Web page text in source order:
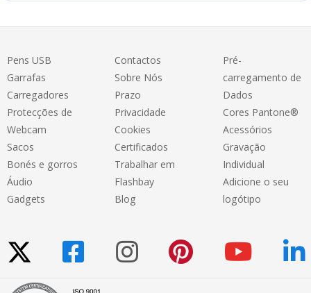
Pens USB
Garrafas
Carregadores
Protecções de
Webcam
Sacos
Bonés e gorros
Áudio
Gadgets
Contactos
Sobre Nós
Prazo
Privacidade
Cookies
Certificados
Trabalhar em
Flashbay
Blog
Pré-
carregamento de
Dados
Cores Pantone®
Acessórios
Gravação
Individual
Adicione o seu
logótipo